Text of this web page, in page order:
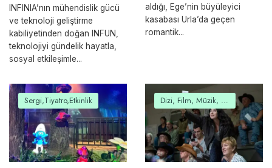
INFINIA’nın mühendislik gücü
ve teknoloji geliştirme
kabiliyetinden doğan INFUN,
teknolojiyi gündelik hayatla,
sosyal etkileşimle...
aldığı, Ege’nin büyüleyici
kasabası Urla’da geçen
romantik...
Sergi,Tiyatro,Etkinlik Dizi, Film, Müzik, Belgesel